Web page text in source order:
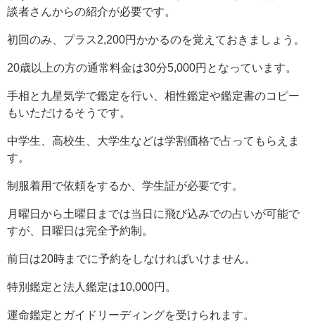
談者さんからの紹介が必要です。
初回のみ、プラス2,200円かかるのを覚えておきましょう。
20歳以上の方の通常料金は30分5,000円となっています。
手相と九星気学で鑑定を行い、相性鑑定や鑑定書のコピー
もいただけるそうです。
中学生、高校生、大学生などは学割価格で占ってもらえま
す。
制服着用で依頼をするか、学生証が必要です。
月曜日から土曜日までは当日に飛び込みでの占いが可能で
すが、日曜日は完全予約制。
前日は20時までに予約をしなければいけません。
特別鑑定と法人鑑定は10,000円。
運命鑑定とガイドリーディングを受けられます。